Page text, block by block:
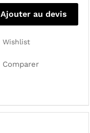
Ajouter au devis
Wishlist
Comparer